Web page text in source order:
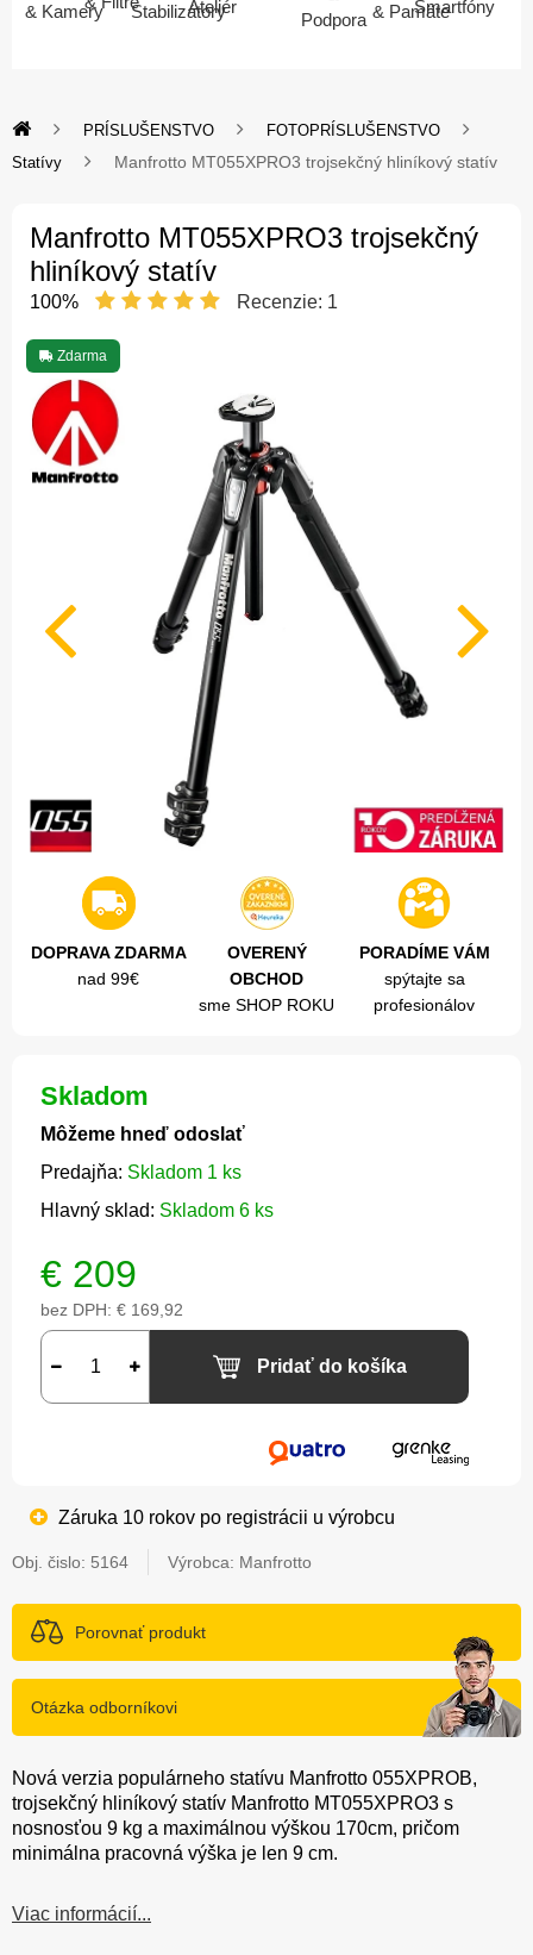
& Kamery
Stabilizátory
Ateliér
Podpora & PamäteSmartfóny
PRÍSLUŠENSTVO
FOTOPRÍSLUŠENSTVO
Statívy
Manfrotto MT055XPRO3 trojsekčný hliníkový statív
Manfrotto MT055XPRO3 trojsekčný
hliníkový statív
100% Recenzie: 1
Zdarma
DOPRAVA ZDARMA
nad 99€
OVERENÝ
OBCHOD
sme SHOP ROKU
PORADÍME VÁM
spýtajte sa
profesionálov
Skladom
Môžeme hneď odoslať
Predajňa: Skladom 1 ks
Hlavný sklad: Skladom 6 ks
€ 209
bez DPH: € 169,92
Pridať do košíka
Záruka 10 rokov po registrácii u výrobcu
Obj. čislo: 5164 Výrobca: Manfrotto
Porovnať produkt
Otázka odborníkovi
Nová verzia populárneho statívu Manfrotto 055XPROB,
trojsekčný hliníkový statív Manfrotto MT055XPRO3 s
nosnosťou 9 kg a maximálnou výškou 170cm, pričom
minimálna pracovná výška je len 9 cm.
Viac informácií...